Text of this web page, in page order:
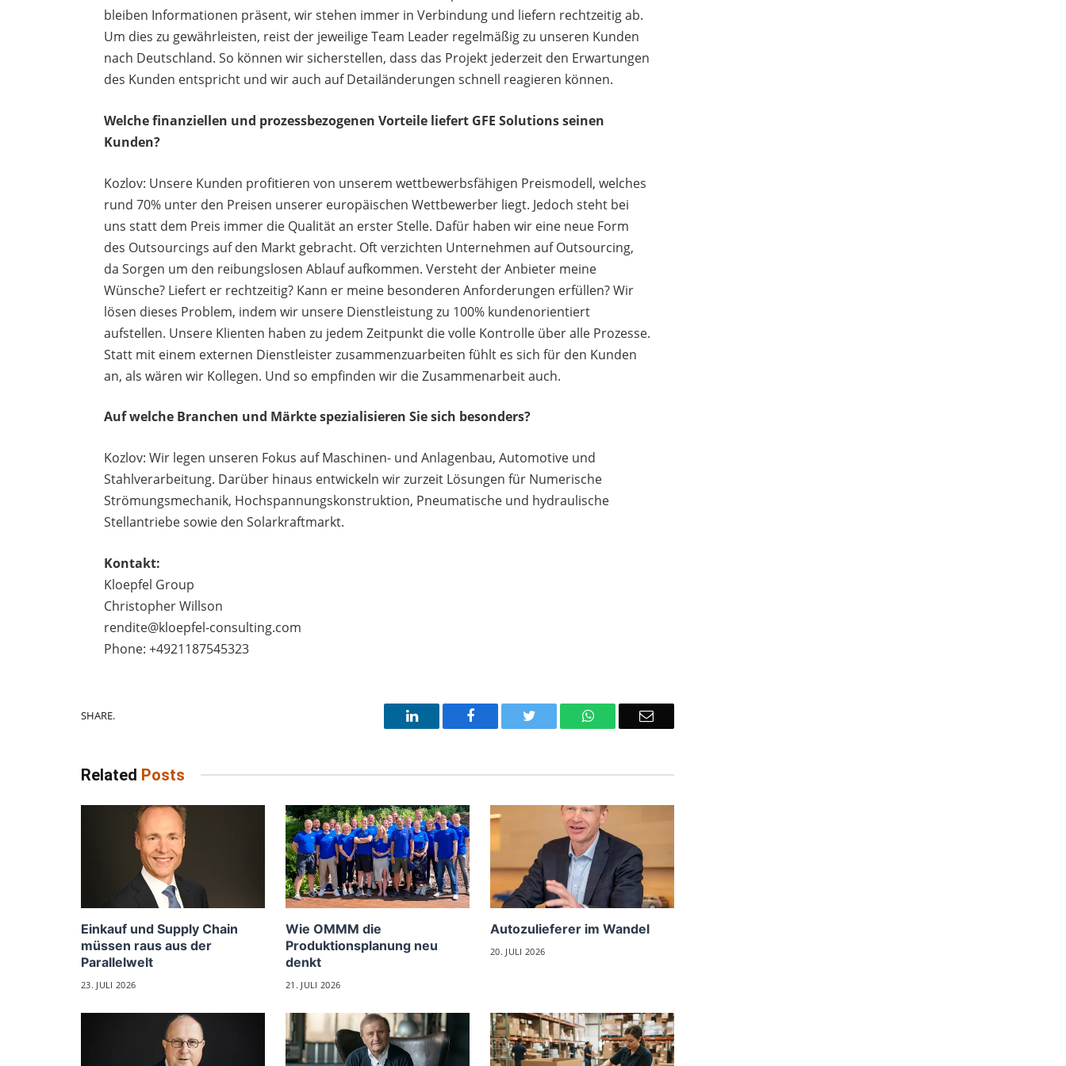
bleiben Informationen präsent, wir stehen immer in Verbindung und liefern rechtzeitig ab.
Um dies zu gewährleisten, reist der jeweilige Team Leader regelmäßig zu unseren Kunden
nach Deutschland. So können wir sicherstellen, dass das Projekt jederzeit den Erwartungen
des Kunden entspricht und wir auch auf Detailänderungen schnell reagieren können.
Welche finanziellen und prozessbezogenen Vorteile liefert GFE Solutions seinen
Kunden?
Kozlov: Unsere Kunden profitieren von unserem wettbewerbsfähigen Preismodell, welches
rund 70% unter den Preisen unserer europäischen Wettbewerber liegt. Jedoch steht bei
uns statt dem Preis immer die Qualität an erster Stelle. Dafür haben wir eine neue Form
des Outsourcings auf den Markt gebracht. Oft verzichten Unternehmen auf Outsourcing,
da Sorgen um den reibungslosen Ablauf aufkommen. Versteht der Anbieter meine
Wünsche? Liefert er rechtzeitig? Kann er meine besonderen Anforderungen erfüllen? Wir
lösen dieses Problem, indem wir unsere Dienstleistung zu 100% kundenorientiert
aufstellen. Unsere Klienten haben zu jedem Zeitpunkt die volle Kontrolle über alle Prozesse.
Statt mit einem externen Dienstleister zusammenzuarbeiten fühlt es sich für den Kunden
an, als wären wir Kollegen. Und so empfinden wir die Zusammenarbeit auch.
Auf welche Branchen und Märkte spezialisieren Sie sich besonders?
Kozlov: Wir legen unseren Fokus auf Maschinen- und Anlagenbau, Automotive und
Stahlverarbeitung. Darüber hinaus entwickeln wir zurzeit Lösungen für Numerische
Strömungsmechanik, Hochspannungskonstruktion, Pneumatische und hydraulische
Stellantriebe sowie den Solarkraftmarkt.
Kontakt:
Kloepfel Group
Christopher Willson
rendite@kloepfel-consulting.com
Phone: +4921187545323
SHARE. LinkedIn Facebook Twitter WhatsAppEmail
Related Posts
Einkauf und Supply Chain
müssen raus aus der
Parallelwelt
23. JULI 2026
Wie OMMM die
Produktionsplanung neu
denkt
21. JULI 2026
Autozulieferer im Wandel
20. JULI 2026